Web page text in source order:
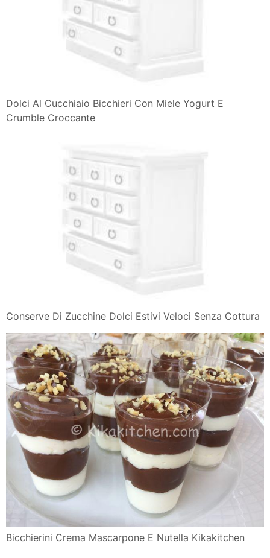
Dolci Al Cucchiaio Bicchieri Con Miele Yogurt E
Crumble Croccante
Conserve Di Zucchine Dolci Estivi Veloci Senza Cottura
Bicchierini Crema Mascarpone E Nutella Kikakitchen